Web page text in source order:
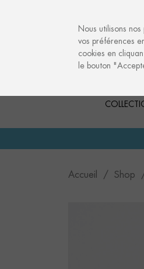
Accueil Shop
Nous utilisons
vos préférences
cookies en
le bouton